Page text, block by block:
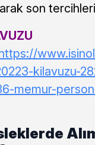
son
kilavuzu-
memur-